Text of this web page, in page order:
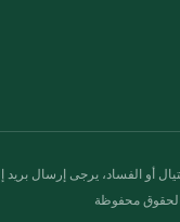
أو الفساد، يرجى إرسال بريد